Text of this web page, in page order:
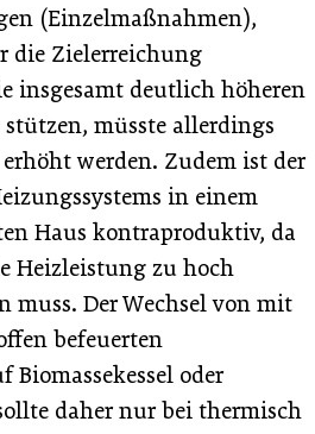
(Einzelmaßnahmen),
die Zielerreichung
insgesamt deutlich höheren
müsste allerdings
werden. Zudem ist der
in einem
Haus kontraproduktiv, da
Heizleistung zu hoch
muss. Der Wechsel von mit
befeuerten
Biomassekessel oder
daher nur bei thermisch